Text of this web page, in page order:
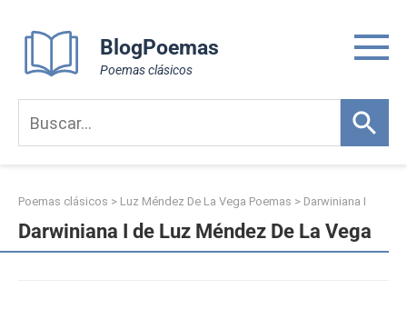
content
BlogPoemas
Poemas clásicos
Poemas clásicos > Luz Méndez De La Vega Poemas > Darwiniana I
Darwiniana I de Luz Méndez De La Vega